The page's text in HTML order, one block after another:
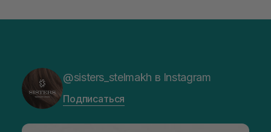
@sisters_stelmakh в Instagram
Подписаться